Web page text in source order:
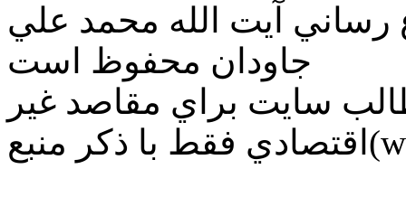
رساني آیت الله محمد علي
جاودان محفوظ است
سايت براي مقاصد غير